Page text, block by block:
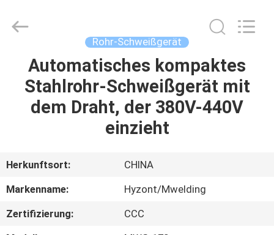
HAUS
PRODUKTE
ÜBER
Co.,Ltd..
Rohr-Schweißgerät
Automatisches kompaktes
Stahlrohr-Schweißgerät mit
dem Draht, der 380V-440V
einzieht
Herkunftsort:
CHINA
Markenname:
Hyzont/Mwelding
Zertifizierung:
CCC